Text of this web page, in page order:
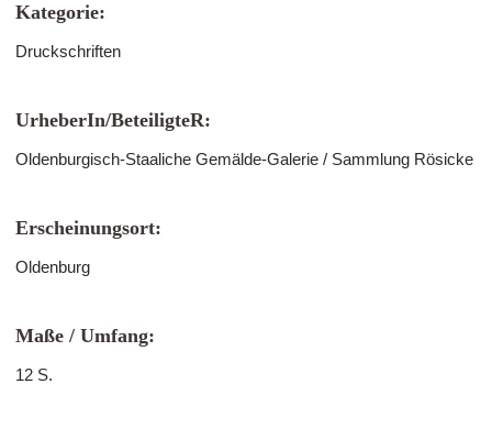
Kategorie:
Druckschriften
UrheberIn/BeteiligteR:
Oldenburgisch-Staaliche Gemälde-Galerie / Sammlung Rösicke
Erscheinungsort:
Oldenburg
Maße / Umfang:
12 S.